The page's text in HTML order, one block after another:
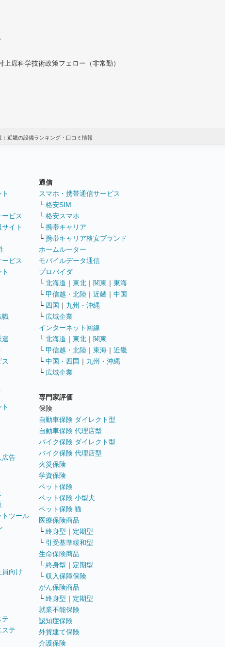
席科学技術政策フェロー（非常勤）
近畿の設備ランキング・口コミ情報
ビス
イト
ビス
職
遣
広告
トツール
員向け
テ
ステ
通信
スマホ・携帯通信サービス
└ 格安SIM
└ 格安スマホ
└ 携帯キャリア
└ 携帯キャリア格安ブランド
ホームルーター
モバイルデータ通信
プロバイダ
└ 北海道 ｜ 東北 ｜ 関東 ｜ 東海
└ 甲信越・北陸 ｜ 近畿 ｜ 中国
└ 四国 ｜ 九州・沖縄
└ 広域企業
インターネット回線
└ 北海道 ｜ 東北 ｜ 関東
└ 甲信越・北陸 ｜ 東海 ｜ 近畿
└ 中国・四国 ｜ 九州・沖縄
└ 広域企業
専門家評価
保険
自動車保険 ダイレクト型
自動車保険 代理店型
バイク保険 ダイレクト型
バイク保険 代理店型
火災保険
学資保険
ペット保険
ペット保険 小型犬
ペット保険 猫
医療保険商品
└ 終身型 ｜ 定期型
└ 引受基準緩和型
生命保険商品
└ 終身型 ｜ 定期型
└ 収入保障保険
がん保険商品
└ 終身型 ｜ 定期型
就業不能保険
認知症保険
外貨建て保険
介護保険